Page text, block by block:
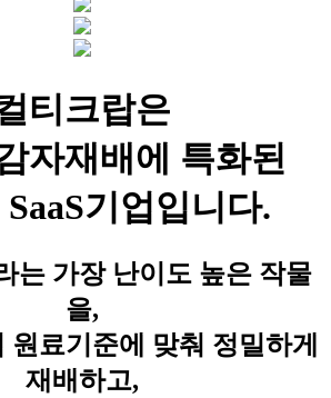
티크랍은
자재배에 특화된
기업입니다.
는 가장 난이도 높은 작물
을,
원료기준에 맞춰 정밀하게
재배하고,